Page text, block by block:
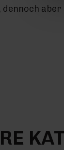
dennoch